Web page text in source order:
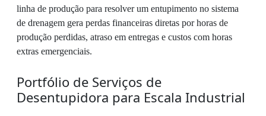
linha de produção para resolver um entupimento no sistema
de drenagem gera perdas financeiras diretas por horas de
produção perdidas, atraso em entregas e custos com horas
extras emergenciais.
Portfólio de Serviços de
Desentupidora para Escala Industrial